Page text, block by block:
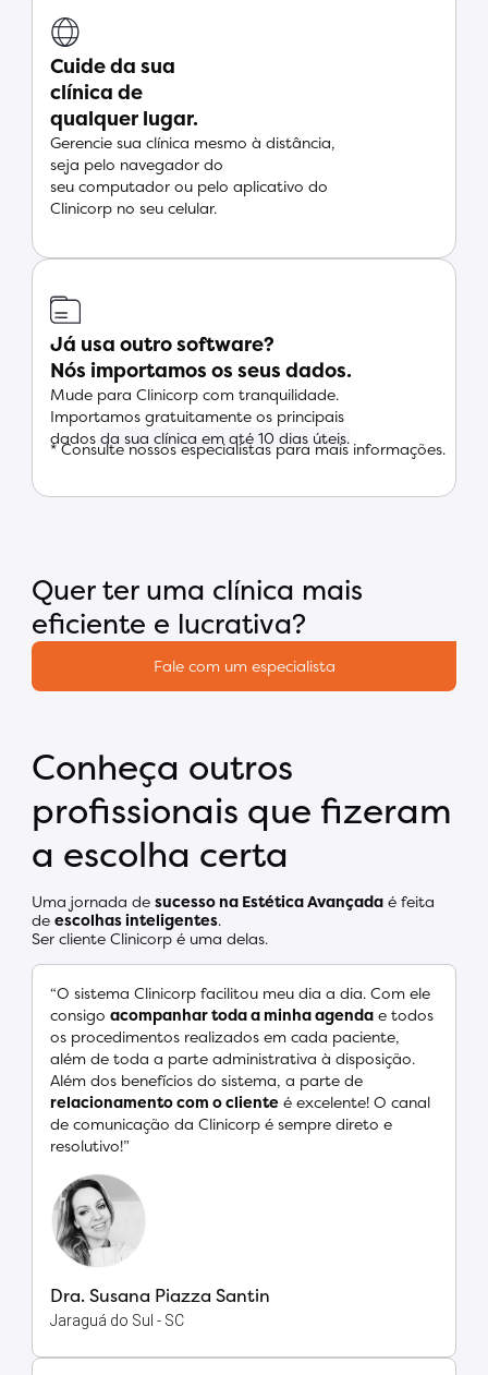
Cuide da sua
clínica de
qualquer lugar.
Gerencie sua clínica mesmo à distância,
seja pelo navegador do
seu computador ou pelo aplicativo do
Clinicorp no seu celular.
Já usa outro software?
Nós importamos os seus dados.
Mude para Clinicorp com tranquilidade.
Importamos gratuitamente os principais
dados da sua clínica em até 10 dias úteis.
* Consulte nossos especialistas para mais informações.
Quer ter uma clínica mais
eficiente e lucrativa?
Fale com um especialista
Conheça outros
profissionais que fizeram
a escolha certa
Uma jornada de sucesso na Estética Avançada é feita
de escolhas inteligentes.
Ser cliente Clinicorp é uma delas.
“O sistema Clinicorp facilitou meu dia a dia. Com ele
consigo acompanhar toda a minha agenda e todos
os procedimentos realizados em cada paciente,
além de toda a parte administrativa à disposição.
Além dos benefícios do sistema, a parte de
relacionamento com o cliente é excelente! O canal
de comunicação da Clinicorp é sempre direto e
resolutivo!”
Dra. Susana Piazza Santin
Jaraguá do Sul - SC